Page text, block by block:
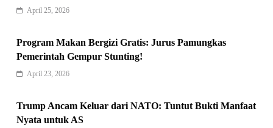
6 Editorial
Keren! Baznas Bangun Sekolah Tenda
April 25, 2026
Program Makan Bergizi Gratis: Jurus Pamungkas
Pemerintah Gempur Stunting!
April 23, 2026
Trump Ancam Keluar dari NATO: Tuntut Bukti Manfaat
Nyata untuk AS